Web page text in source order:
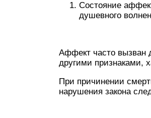
Состояние
душевного
Аффект часто вызван
другими признаками,
При причинении
нарушения закона